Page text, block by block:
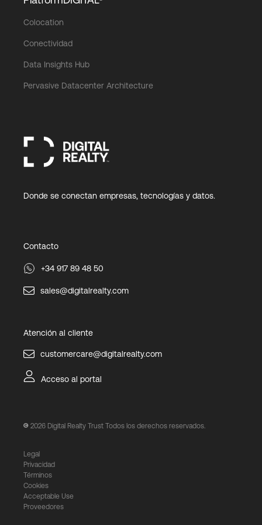
Login
Colocation
Conectividad
Data Insights Hub
Pervasive Datacenter Architecture
Donde se conectan empresas, tecnologías y datos.
Contacto
+34 917 89 48 50
sales@digitalrealty.com
Atención al cliente
customercare@digitalrealty.com
Acceso al portal
2026 Digital Realty Trust Todos los derechos reservados.
Legal
Privacidad
Términos
Cookies
Acceptable Use
Proveedores